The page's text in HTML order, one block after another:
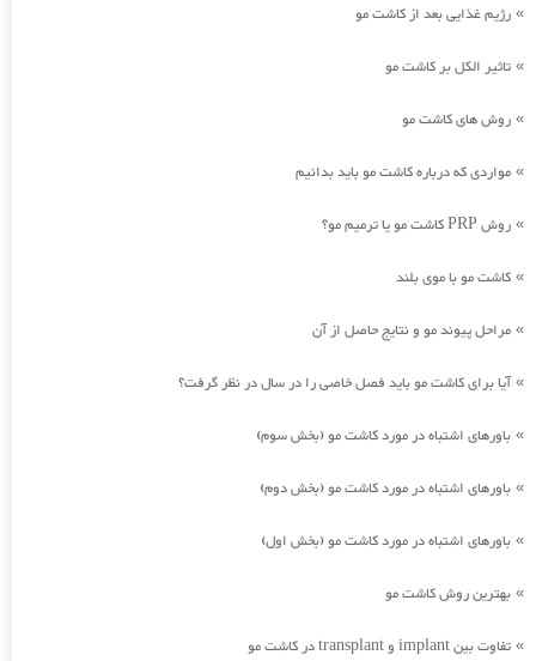
» رژیم غذایی بعد از کاشت مو
» تاثیر الکل بر کاشت مو
» روش های کاشت مو
» مواردی که درباره کاشت مو باید بدانیم
» روش PRP کاشت مو یا ترمیم مو؟
» کاشت مو با موی بلند
» مراحل پیوند مو و نتایج حاصل از آن
»آیا برای کاشت مو باید فصل خاصی را در سال در نظر گرفت؟
» باورهای اشتباه در مورد کاشت مو (بخش سوم)
» باورهای اشتباه در مورد کاشت مو (بخش دوم)
» باورهای اشتباه در مورد کاشت مو (بخش اول)
» بهترین روش کاشت مو
» تفاوت بین implant و transplant در کاشت مو